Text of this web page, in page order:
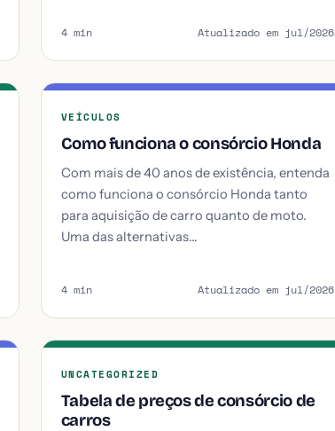
4 min Atualizado em jul/2026
VEÍCULOS
Como funciona o consórcio Honda
Com mais de 40 anos de existência, entenda
como funciona o consórcio Honda tanto
para aquisição de carro quanto de moto.
Uma das alternativas…
4 min Atualizado em jul/2026
UNCATEGORIZED
Tabela de preços de consórcio de
carros